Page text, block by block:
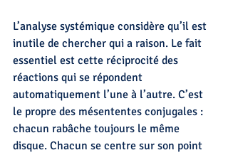
L’analyse systémique considère qu’il est
inutile de chercher qui a raison. Le fait
essentiel est cette réciprocité des
réactions qui se répondent
automatiquement l’une à l’autre. C’est
le propre des mésententes conjugales :
chacun rabâche toujours le même
disque. Chacun se centre sur son point